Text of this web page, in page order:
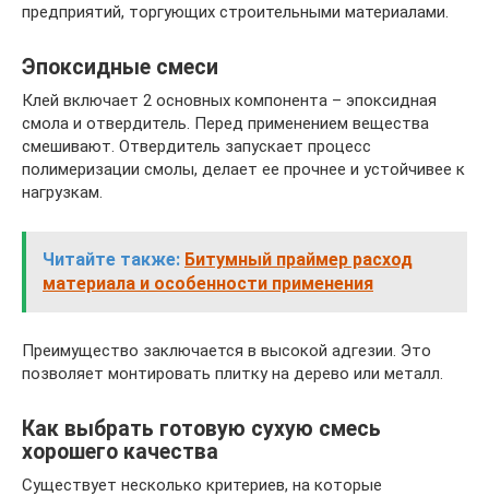
предприятий, торгующих строительными материалами.
Эпоксидные смеси
Клей включает 2 основных компонента – эпоксидная
смола и отвердитель. Перед применением вещества
смешивают. Отвердитель запускает процесс
полимеризации смолы, делает ее прочнее и устойчивее к
нагрузкам.
Читайте также: Битумный праймер расход
материала и особенности применения
Преимущество заключается в высокой адгезии. Это
позволяет монтировать плитку на дерево или металл.
Как выбрать готовую сухую смесь
хорошего качества
Существует несколько критериев, на которые